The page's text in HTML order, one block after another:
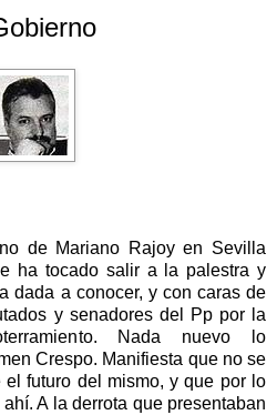
de Mariano Rajoy en Sevilla
ha tocado salir a la palestra y
dada a conocer, y con caras de
y senadores del Pp por la
Nada nuevo lo
Crespo. Manifiesta que no se
el futuro del mismo, y que por lo
A la derrota que presentaban